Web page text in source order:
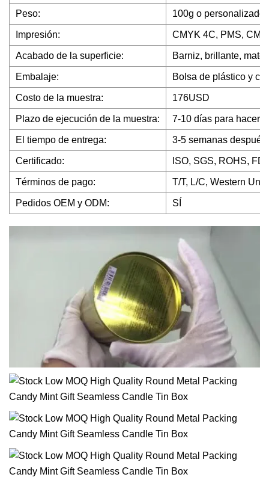
Peso: 100g o personalizado
Impresión: CMYK 4C, PMS,
Acabado de la superficie: Barniz, brillante,
Embalaje: Bolsa de plástico y
Costo de la muestra: 176USD
Plazo de ejecución de la muestra: 7-10 días para hacer
El tiempo de entrega: 3-5 semanas
Certificado: ISO, SGS, ROHS,
Términos de pago: T/T, L/C, Western
Pedidos OEM y ODM: SÍ